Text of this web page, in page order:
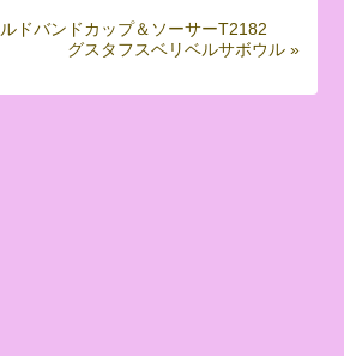
ドバンドカップ＆ソーサーT2182
グスタフスベリベルサボウル »